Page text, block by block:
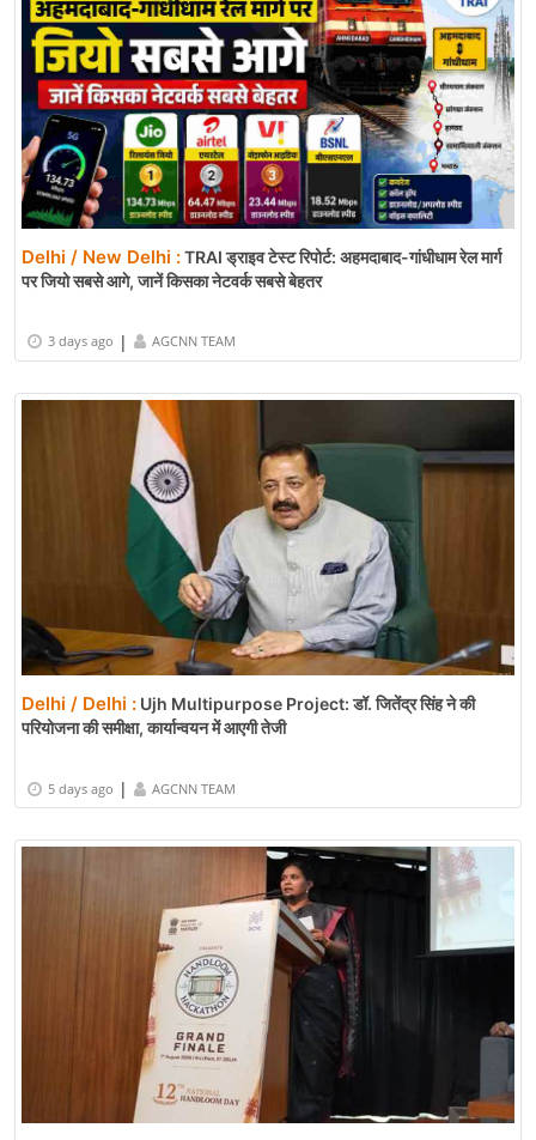
Delhi / New Delhi :TRAI ड्राइव टेस्ट रिपोर्ट: अहमदाबाद-गांधीधाम रेल मार्ग
पर जियो सबसे आगे, जानें किसका नेटवर्क सबसे बेहतर
3 days ago | AGCNN TEAM
Delhi / Delhi : Ujh Multipurpose Project: डॉ. जितेंद्र सिंह ने की
परियोजना की समीक्षा, कार्यान्वयन में आएगी तेजी
5 days ago | AGCNN TEAM